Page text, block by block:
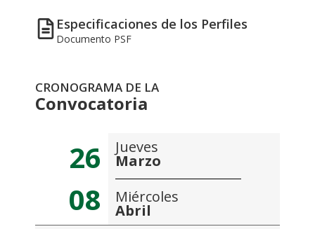
Especificaciones de los Perfiles
Documento PSF
CRONOGRAMA DE LA
Convocatoria
26
08
Jueves
Marzo
Miércoles
Abril